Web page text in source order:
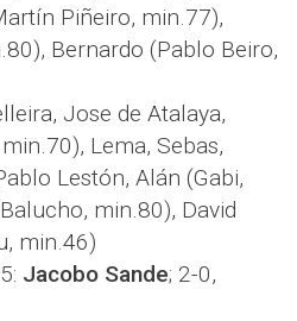
Piñeiro, min.77),
Bernardo (Pablo Beiro,
Jose de Atalaya,
Lema, Sebas,
Lestón, Alán (Gabi,
min.80), David
min.46)
Jacobo Sande; 2-0,